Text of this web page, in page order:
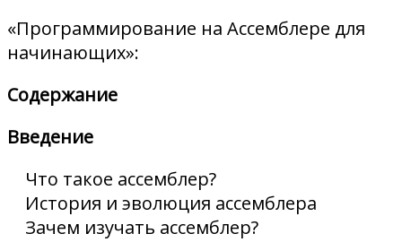
«Программирование на Ассемблере для
начинающих»:
Содержание
Введение
Что такое ассемблер?
История и эволюция ассемблера
Зачем изучать ассемблер?